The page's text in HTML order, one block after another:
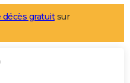
décès gratuitsur